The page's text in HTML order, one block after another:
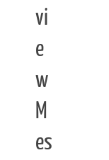
vi
e
w
M
es